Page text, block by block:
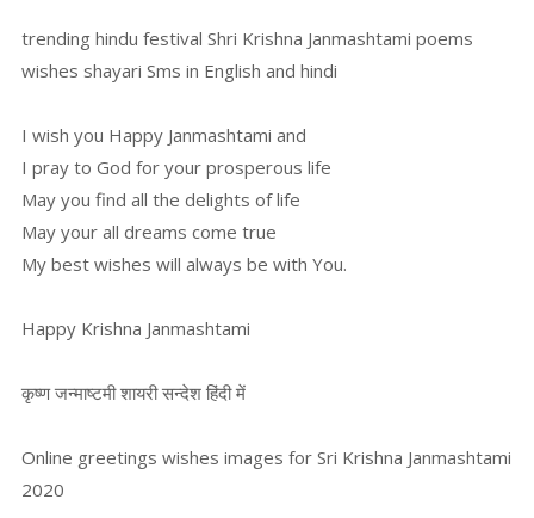
trending hindu festival Shri Krishna Janmashtami poems
wishes shayari Sms in English and hindi
I wish you Happy Janmashtami and
I pray to God for your prosperous life
May you find all the delights of life
May your all dreams come true
My best wishes will always be with You.
Happy Krishna Janmashtami
कृष्ण जन्माष्टमी शायरी सन्देश हिंदी में
Online greetings wishes images for Sri Krishna Janmashtami
2020